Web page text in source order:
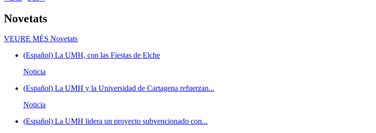
Novetats
VEURE MÉS Novetats
(Español) La UMH, con las Fiestas de Elche
Noticia
(Español) La UMH y la Universidad de Cartagena refuerzan...
Noticia
(Español) La UMH lidera un proyecto subvencionado con...